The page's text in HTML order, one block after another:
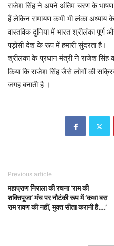
राजेश सिंह ने अपने अंतिम चरण के भाषण
हैं लेकिन रामायण कभी भी लंका अध्याय
वास्तविक दुनिया में भारत श्रीलंका
पड़ोसी देश के रूप में हमारी सुंदरता है।
श्रीलंका के प्रधान मंत्री ने राजेश सिंह
किया कि राजेश सिंह जैसे लोगों की
जगह बनाती है ।
Previous article
महाप्राण निराला की रचना ‘राम की
शक्तिपूजा’ मंच पर नौटंकी रूप में ‘कथा बस
राम रावण की नहीं, मुक्त सीता करानी है….’